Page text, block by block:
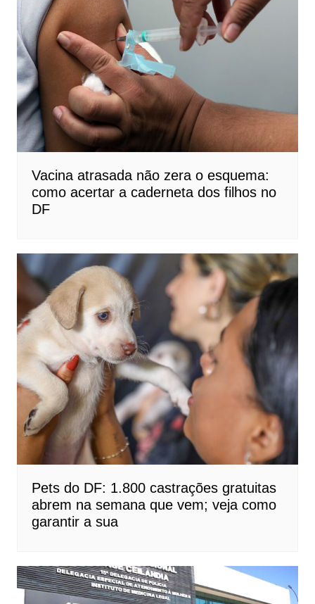
Vacina atrasada não zera o esquema:
como acertar a caderneta dos filhos no
DF
Pets do DF: 1.800 castrações gratuitas
abrem na semana que vem; veja como
garantir a sua